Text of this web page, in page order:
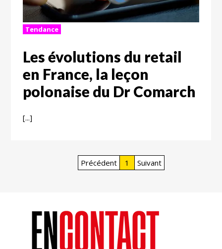
Tendance
Les évolutions du retail
en France, la leçon
polonaise du Dr Comarch
[...]
Précédent 1 Suivant